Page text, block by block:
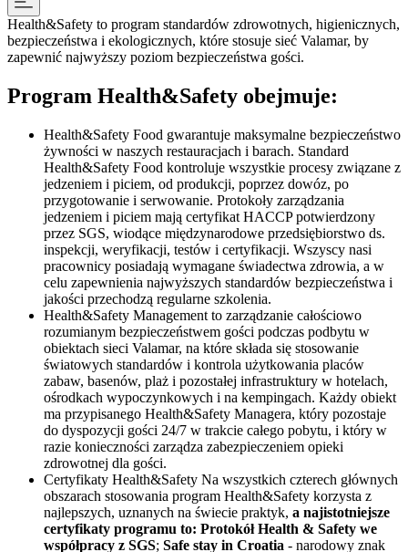
Health&Safety to program standardów zdrowotnych, higienicznych,
bezpieczeństwa i ekologicznych, które stosuje sieć Valamar, by
zapewnić najwyższy poziom bezpieczeństwa gości.
Program Health&Safety obejmuje:
Health&Safety Food gwarantuje maksymalne bezpieczeństwo
żywności w naszych restauracjach i barach. Standard
Health&Safety Food kontroluje wszystkie procesy związane z
jedzeniem i piciem, od produkcji, poprzez dowóz, po
przygotowanie i serwowanie. Protokoły zarządzania
jedzeniem i piciem mają certyfikat HACCP potwierdzony
przez SGS, wiodące międzynarodowe przedsiębiorstwo ds.
inspekcji, weryfikacji, testów i certyfikacji. Wszyscy nasi
pracownicy posiadają wymagane świadectwa zdrowia, a w
celu zapewnienia najwyższych standardów bezpieczeństwa i
jakości przechodzą regularne szkolenia.
Health&Safety Management to zarządzanie całościowo
rozumianym bezpieczeństwem gości podczas podbytu w
obiektach sieci Valamar, na które składa się stosowanie
światowych standardów i kontrola użytkowania placów
zabaw, basenów, plaż i pozostałej infrastruktury w hotelach,
ośrodkach wypoczynkowych i na kempingach. Każdy obiekt
ma przypisanego Health&Safety Managera, który pozostaje
do dyspozycji gości 24/7 w trakcie całego pobytu, i który w
razie konieczności zarządza zabezpieczeniem opieki
zdrowotnej dla gości.
Certyfikaty Health&Safety Na wszystkich czterech głównych
obszarach stosowania program Health&Safety korzysta z
najlepszych, uznanych na świecie praktyk, a najistotniejsze
certyfikaty programu to: Protokół Health & Safety we
współpracy z SGS; Safe stay in Croatia - narodowy znak